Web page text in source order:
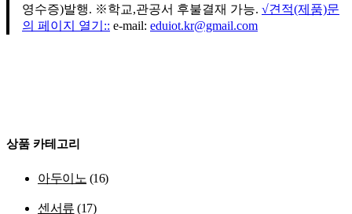
영수증)발행. ※학교,관공서 후불결재 가능. √견적(제품)문
의 페이지 열기:: e-mail: eduiot.kr@gmail.com
상품 카테고리
아두이노 (16)
센서류 (17)